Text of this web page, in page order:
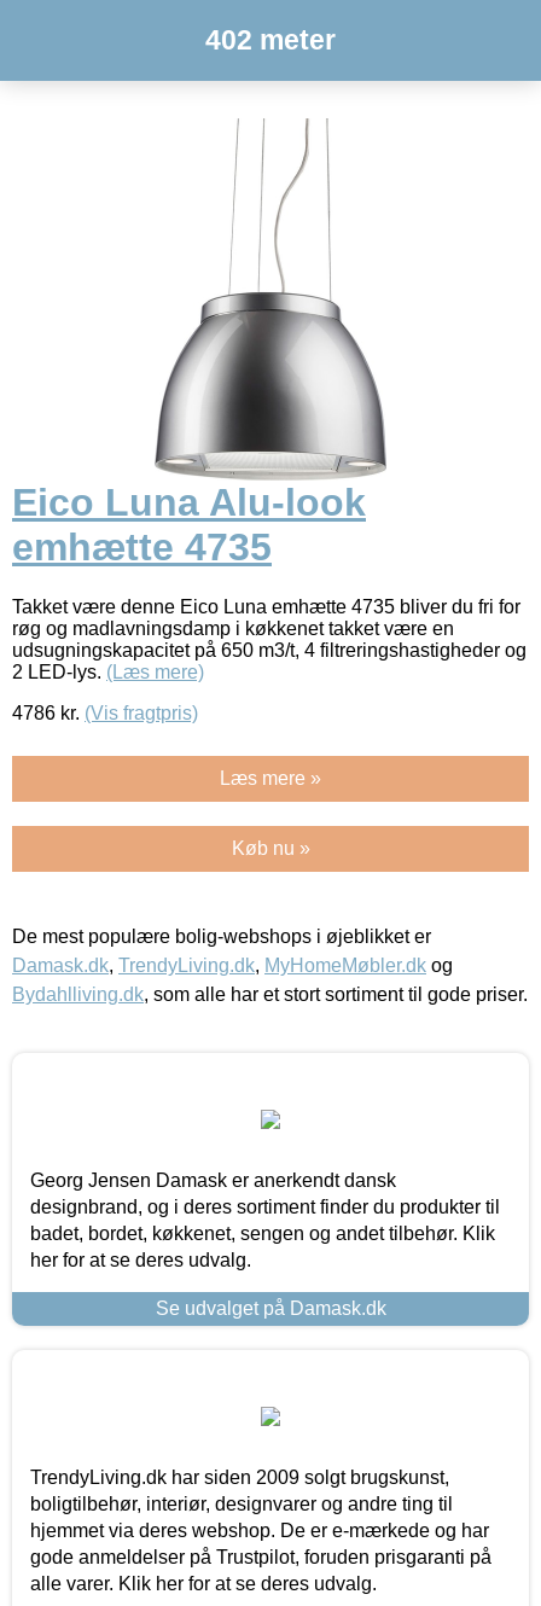
402 meter
Eico Luna Alu-look
emhætte 4735
Takket være denne Eico Luna emhætte 4735 bliver du fri for
røg og madlavningsdamp i køkkenet takket være en
udsugningskapacitet på 650 m3/t, 4 filtreringshastigheder og
2 LED-lys. (Læs mere)
4786 kr. (Vis fragtpris)
Læs mere »
Køb nu »
De mest populære bolig-webshops i øjeblikket er
Damask.dk, TrendyLiving.dk, MyHomeMøbler.dk og
Bydahlliving.dk, som alle har et stort sortiment til gode priser.
Georg Jensen Damask er anerkendt dansk
designbrand, og i deres sortiment finder du produkter til
badet, bordet, køkkenet, sengen og andet tilbehør. Klik
her for at se deres udvalg.
Se udvalget på Damask.dk
TrendyLiving.dk har siden 2009 solgt brugskunst,
boligtilbehør, interiør, designvarer og andre ting til
hjemmet via deres webshop. De er e-mærkede og har
gode anmeldelser på Trustpilot, foruden prisgaranti på
alle varer. Klik her for at se deres udvalg.